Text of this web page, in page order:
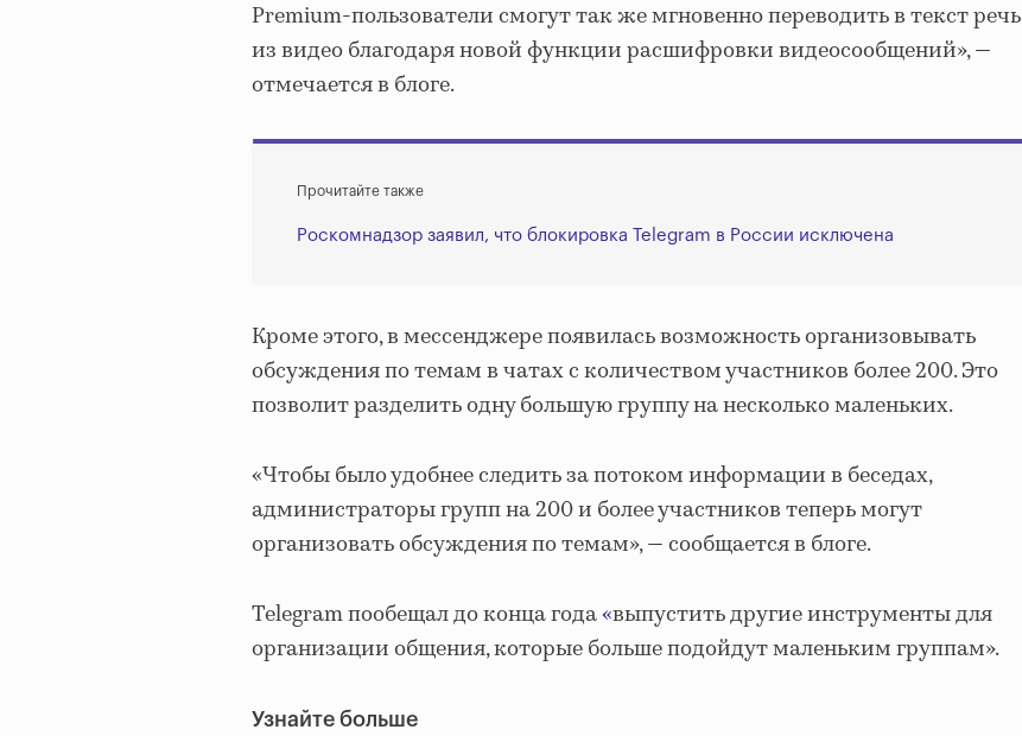
Premium-пользователи смогут так же мгновенно переводить в текст речь
из видео благодаря новой функции расшифровки видеосообщений», —
отмечается в блоге.
Прочитайте также
Роскомнадзор заявил, что блокировка Telegram в России исключена
Кроме этого, в мессенджере появилась возможность организовывать
обсуждения по темам в чатах с количеством участников более 200. Это
позволит разделить одну большую группу на несколько маленьких.
«Чтобы было удобнее следить за потоком информации в беседах,
администраторы групп на 200 и более участников теперь могут
организовать обсуждения по темам», — сообщается в блоге.
Telegram пообещал до конца года«выпустить другие инструменты для
организации общения, которые больше подойдут маленьким группам».
Узнайте больше